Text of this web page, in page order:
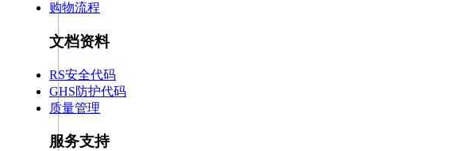
购物流程
文档资料
RS安全代码
GHS防护代码
质量管理
服务支持